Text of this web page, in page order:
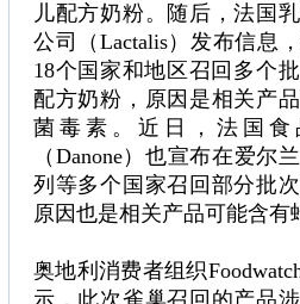
儿配方奶粉。随后，法国
公司（Lactalis）发布信息
18个国家和地区召回多个
配方奶粉，原因是相关产
菌毒素。近日，法国
（Danone）也宣布在爱尔
列等多个国家召回部分批
原因也是相关产品可能含有
奥地利消费者组织